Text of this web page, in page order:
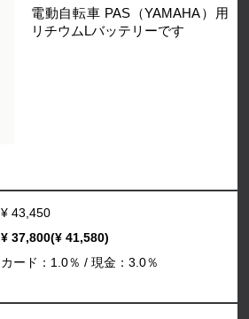
電動自転車 PAS（YAMAHA）用
リチウムLバッテリーです
¥ 43,450
¥ 37,800(¥ 41,580)
カード：1.0％ / 現金：3.0％